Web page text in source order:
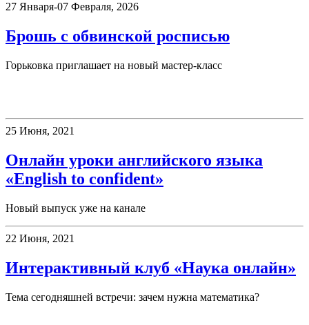
27 Января-07 Февраля, 2026
Брошь с обвинской росписью
Горьковка приглашает на новый мастер-класс
25 Июня, 2021
Онлайн уроки английского языка
«English to confident»
Новый выпуск уже на канале
22 Июня, 2021
Интерактивный клуб «Наука онлайн»
Тема сегодняшней встречи: зачем нужна математика?